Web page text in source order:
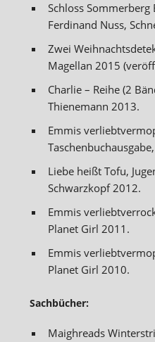
Schloss
Ferdinand Nuss,
Zwei
Magellan 2015
Charlie – Reihe (2
Thienemann 2013.
Emmis
Liebe heißt Tofu,
Schwarzkopf 2012.
Emmis
Planet Girl 2011.
Emmis
Planet Girl 2010.
Sachbücher:
Maighreads